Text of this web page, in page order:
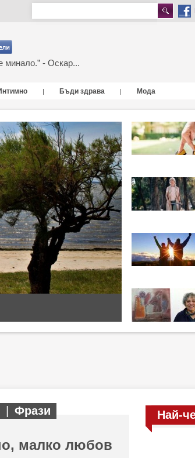
минало.” - Оскар...
| Бъди здрава | Мода
Фрази
малко любов
Най-